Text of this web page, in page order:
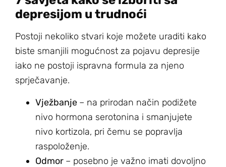
depresijom u trudnoći
Postoji nekoliko stvari koje možete uraditi kako
biste smanjili mogućnost za pojavu depresije
iako ne postoji ispravna formula za njeno
sprječavanje.
Vježbanje – na prirodan način podižete
nivo hormona serotonina i smanjujete
nivo kortizola, pri čemu se popravlja
raspoloženje.
Odmor – posebno je važno imati dovoljno